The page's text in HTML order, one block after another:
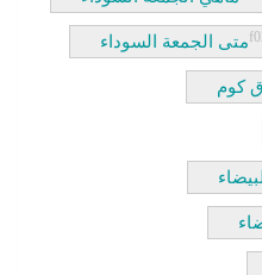
متى الجمعة السوداء
كوم